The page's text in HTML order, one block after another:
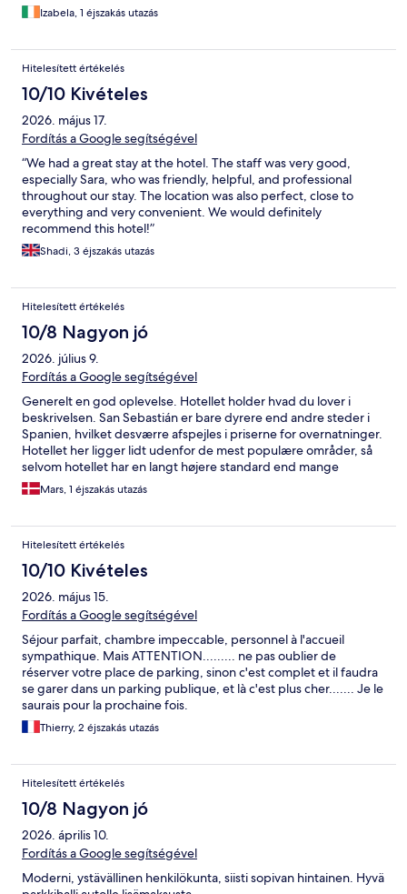
Izabela, 1 éjszakás utazás
Hitelesített értékelés
10/10 Kivételes
2026. május 17.
Fordítás a Google segítségével
“We had a great stay at the hotel. The staff was very good,
especially Sara, who was friendly, helpful, and professional
throughout our stay. The location was also perfect, close to
everything and very convenient. We would definitely
recommend this hotel!”
Shadi, 3 éjszakás utazás
Hitelesített értékelés
10/8 Nagyon jó
2026. július 9.
Fordítás a Google segítségével
Generelt en god oplevelse. Hotellet holder hvad du lover i
beskrivelsen. San Sebastián er bare dyrere end andre steder i
Spanien, hvilket desværre afspejles i priserne for overnatninger.
Hotellet her ligger lidt udenfor de mest populære områder, så
selvom hotellet har en langt højere standard end mange
pensioner i centrum og den gamle bydel er prisen lavere.
Mars, 1 éjszakás utazás
Hitelesített értékelés
10/10 Kivételes
2026. május 15.
Fordítás a Google segítségével
Séjour parfait, chambre impeccable, personnel à l'accueil
sympathique. Mais ATTENTION......... ne pas oublier de
réserver votre place de parking, sinon c'est complet et il faudra
se garer dans un parking publique, et là c'est plus cher....... Je le
saurais pour la prochaine fois.
Thierry, 2 éjszakás utazás
Hitelesített értékelés
10/8 Nagyon jó
2026. április 10.
Fordítás a Google segítségével
Moderni, ystävällinen henkilökunta, siisti sopivan hintainen. Hyvä